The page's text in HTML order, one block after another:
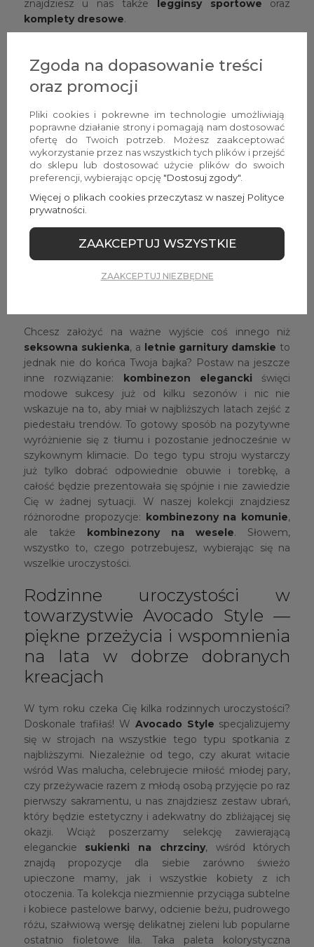
znajdziesz u nas także legginsy sportowe oraz
komplety dresowe.
uroczystość sąeleganckiesukienki wizytowe
można znaleźć dla nich równie eleganckie i modne
alternatywy. Nasze Klientki chętnie i często sięgają po
koszulowymi bluzkami tworzą bardzo efektowne
zestawy, idealne jako zamiennik typowych kreacji.
Komplety występują zarówno z dopasowanymi
spodniami, jak i z szerokimi fasonami typu palazzo,
dzięki czemu każda kobieta znajdzie wśród nich krój
odpowiedni dla swojej sylwetki. Jeśli chodzi o górną
część garnituru, możesz postawić na dwurzędową
marynarkę nawiązującą subtelnie do stylu retro lub na
nowoczesną taliowaną propozycję z jednym guzikiem.
Możliwości, tak jak przy sukienkach, jest naprawdę
mnóstwo. Do zabawy konwencją zapraszają
Chcesz założyć na ważne wyjście coś innego niż
seksowna sukienka, a letnie garnitury damskie to
jednak nie do końca Twoja bajka? Postaw na jeszcze
inne rozwiązanie: kombinezon elegancki święci
modowe sukcesy już od kilku sezonów i nic nie
wskazuje na to, aby miał w najbliższych latach zejść z
piedestału trendów. To gotowy sposób na pozytywne
wyróżnienie się z tłumu i pozostanie jednocześnie w
szykownym klimacie. Do tego typu stroju wystarczy
już tylko dobrać odpowiednie obuwie i torebkę, a
całość będzie prezentowała się spójnie i nie zawiedzie
Cię w żadnej sytuacji. W naszej kolekcji znajdziesz
różnorodne propozycje: kombinezony na komunie,
ale także kombinezony na wesele. Słowem,
wszystko to, czego potrzebujesz, wybierając się na
wszelkie uroczystości.
Rodzinne uroczystości w
towarzystwie Avocado Style —
piękne przeżycia i wspomnienia
na lata w dobrze dobranych
kreacjach
W tym roku czeka Cię kilka rodzinnych uroczystości?
Doskonale trafiłaś! W Avocado Style specjalizujemy
się w strojach na wszystkie tego typu spotkania z
najbliższymi. Niezależnie od tego, czy akurat witacie
wśród Was malucha, celebrujecie miłość młodej pary,
czy przeżywacie razem z młodą osobą przyjęcie po raz
pierwszy sakramentu, u nas znajdziesz zestaw ubrań,
który będzie estetyczny i adekwatny do zbliżającej się
okazji. Wciąż poszerzamy selekcję zawierającą
eleganckie sukienki na chrzciny, wśród których
znajdą propozycje dla siebie zarówno świeżo
upieczone mamy, jak i wszystkie kobiety z ich
otoczenia. Ta kolekcja niezmiennie przyciąga subtelne
i kobiece pastelowe barwy, odcienie beżu, pudrowego
różu, szałwiową wersję delikatnej zieleni lub popularne
ostatnio fioletowe lila. Taka paleta kolorystyczna
Zgoda na dopasowanie treści
oraz promocji
Pliki cookies i pokrewne im technologie umożliwiają
poprawne działanie strony i pomagają nam dostosować
ofertę do Twoich potrzeb. Możesz zaakceptować
wykorzystanie przez nas wszystkich tych plików i przejść
do sklepu lub dostosować użycie plików do swoich
preferencji, wybierając opcję "Dostosuj zgody"
Więcej o plikach cookies przeczytasz w naszej Polityce
prywatności.
ZAAKCEPTUJ NIEZBĘDNE
ZAAKCEPTUJ WSZYSTKIE